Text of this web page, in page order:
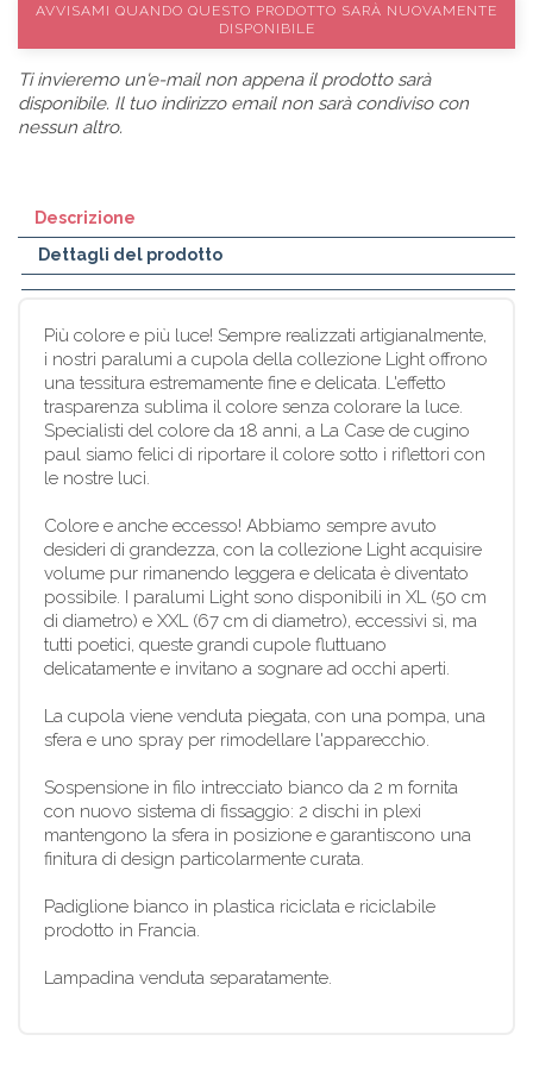
AVVISAMI QUANDO QUESTO PRODOTTO SARÀ NUOVAMENTE
DISPONIBILE
Ti invieremo un'e-mail non appena il prodotto sarà
disponibile. Il tuo indirizzo email non sarà condiviso con
nessun altro.
Descrizione
Dettagli del prodotto
Più colore e più luce! Sempre realizzati artigianalmente,
i nostri paralumi a cupola della collezione Light offrono
una tessitura estremamente fine e delicata. L'effetto
trasparenza sublima il colore senza colorare la luce.
Specialisti del colore da 18 anni, a La Case de cugino
paul siamo felici di riportare il colore sotto i riflettori con
le nostre luci.
Colore e anche eccesso! Abbiamo sempre avuto
desideri di grandezza, con la collezione Light acquisire
volume pur rimanendo leggera e delicata è diventato
possibile. I paralumi Light sono disponibili in XL (50 cm
di diametro) e XXL (67 cm di diametro), eccessivi sì, ma
tutti poetici, queste grandi cupole fluttuano
delicatamente e invitano a sognare ad occhi aperti.
La cupola viene venduta piegata, con una pompa, una
sfera e uno spray per rimodellare l'apparecchio.
Sospensione in filo intrecciato bianco da 2 m fornita
con nuovo sistema di fissaggio: 2 dischi in plexi
mantengono la sfera in posizione e garantiscono una
finitura di design particolarmente curata.
Padiglione bianco in plastica riciclata e riciclabile
prodotto in Francia.
Lampadina venduta separatamente.